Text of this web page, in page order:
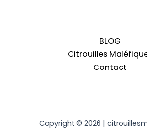
BLOG
Citrouilles
Contact
Copyright © 2026 |